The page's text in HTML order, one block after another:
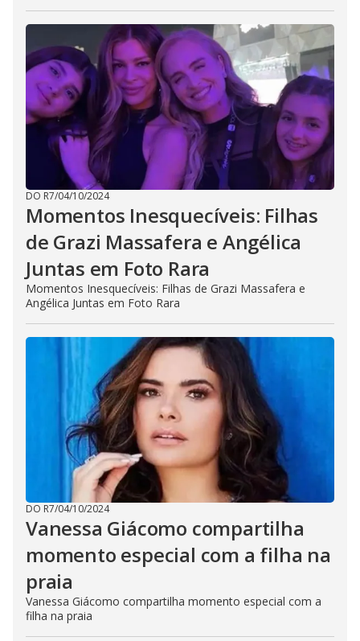
DO R7/04/10/2024
Momentos Inesquecíveis: Filhas
de Grazi Massafera e Angélica
Juntas em Foto Rara
Momentos Inesquecíveis: Filhas de Grazi Massafera e
Angélica Juntas em Foto Rara
DO R7/04/10/2024
Vanessa Giácomo compartilha
momento especial com a filha na
praia
Vanessa Giácomo compartilha momento especial com a
filha na praia